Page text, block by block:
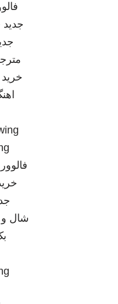
جدید
شال